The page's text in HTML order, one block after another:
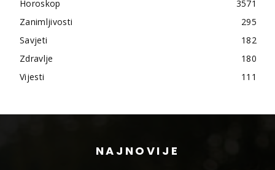
Horoskop
3571
Zanimljivosti
295
Savjeti
182
Zdravlje
180
Vijesti
111
NAJNOVIJE